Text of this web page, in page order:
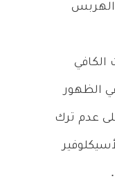
الكافي
الظهور
عدم ترك